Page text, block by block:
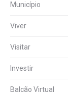
Município
Viver
Visitar
Investir
Balcão Virtual